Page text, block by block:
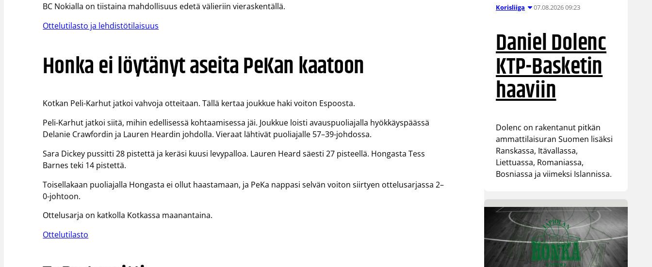
BC Nokialla on tiistaina mahdollisuus edetä välieriin vieraskentällä.
Ottelutilasto ja lehdistötilaisuus
Honka ei löytänyt aseita PeKan kaatoon
Kotkan Peli-Karhut jatkoi vahvoja otteitaan. Tällä kertaa joukkue haki voiton Espoosta.
Peli-Karhut jatkoi siitä, mihin edellisessä kohtaamisessa jäi. Joukkue loisti avauspuoliajalla hyökkäyspäässä
Delanie Crawfordin ja Lauren Heardin johdolla. Vieraat lähtivät puoliajalle 57–39-johdossa.
Sara Dickey pussitti 28 pistettä ja keräsi kuusi levypalloa. Lauren Heard säesti 27 pisteellä. Hongasta Tess
Barnes teki 14 pistettä.
Toisellakaan puoliajalla Hongasta ei ollut haastamaan, ja PeKa nappasi selvän voiton siirtyen ottelusarjassa 2–
0-johtoon.
Ottelusarja on katkolla Kotkassa maanantaina.
Ottelutilasto
Korisliiga 07.08.2026 09:23
Daniel Dolenc
KTP-Basketin
haaviin
Dolenc on rakentanut pitkän
ammattilaisuran Suomen lisäksi
Ranskassa, Itävallassa,
Liettuassa, Romaniassa,
Bosniassa ja viimeksi Islannissa.